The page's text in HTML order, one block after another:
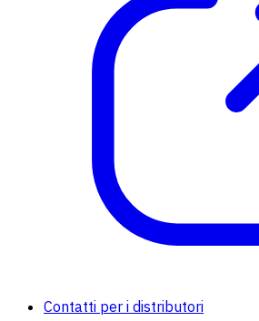
Contatti per i distributori